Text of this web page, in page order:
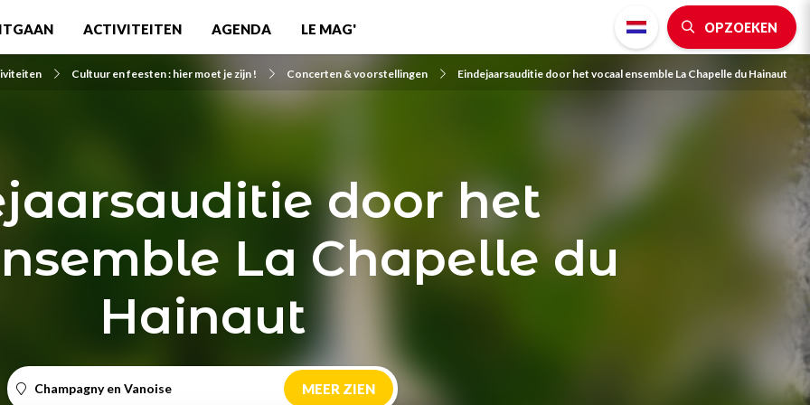
ACTIVITEITEN AGENDA LE MAG' OPZOEKEN
Cultuur en feesten : hier moet je zijn ! Concerten & voorstellingen Eindejaarsauditie door het vocaal ensemble La Chapelle du Hainaut
door het
La Chapelle du
Hainaut
Champagny en Vanoise MEER ZIEN